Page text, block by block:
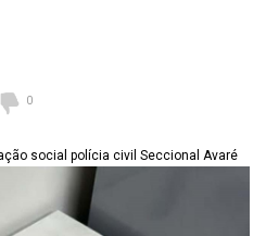
0
social polícia civil Seccional Avaré